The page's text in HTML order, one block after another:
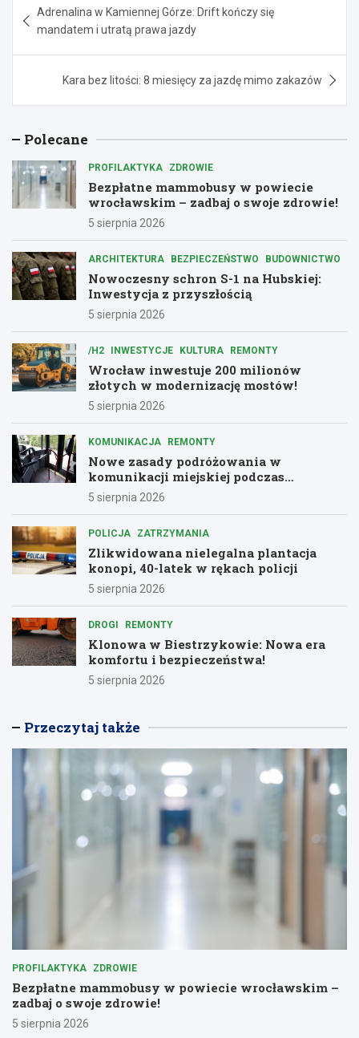
wpisu
Adrenalina w Kamiennej Górze: Drift kończy się
mandatem i utratą prawa jazdy
Kara bez litości: 8 miesięcy za jazdę mimo zakazów
Polecane
PROFILAKTYKA ZDROWIE
Bezpłatne mammobusy w powiecie
wrocławskim – zadbaj o swoje zdrowie!
5 sierpnia 2026
ARCHITEKTURA BEZPIECZEŃSTWO BUDOWNICTWO
Nowoczesny schron S-1 na Hubskiej:
Inwestycja z przyszłością
5 sierpnia 2026
/H2 INWESTYCJE KULTURA REMONTY
Wrocław inwestuje 200 milionów
złotych w modernizację mostów!
5 sierpnia 2026
KOMUNIKACJA REMONTY
Nowe zasady podróżowania w
komunikacji miejskiej podczas
remontów
5 sierpnia 2026
POLICJA ZATRZYMANIA
Zlikwidowana nielegalna plantacja
konopi, 40-latek w rękach policji
5 sierpnia 2026
DROGI REMONTY
Klonowa w Biestrzykowie: Nowa era
komfortu i bezpieczeństwa!
5 sierpnia 2026
Przeczytaj także
PROFILAKTYKA ZDROWIE
Bezpłatne mammobusy w powiecie wrocławskim –
zadbaj o swoje zdrowie!
5 sierpnia 2026